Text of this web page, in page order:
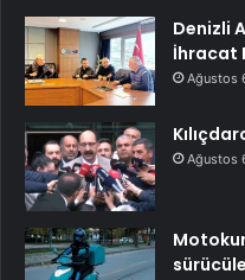
Denizli
İhracat
Ağustos
Ağustos